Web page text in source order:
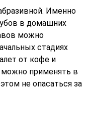
Именно
в домашних
можно
стадиях
от кофе и
можно применять в
не опасаться за